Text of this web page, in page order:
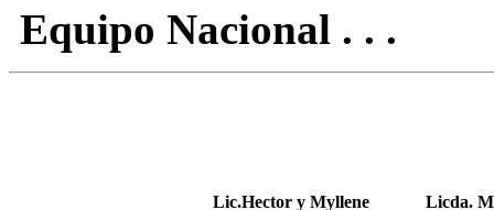
Equipo Nacional . . .
Lic.Hector y Myllene
Licda.